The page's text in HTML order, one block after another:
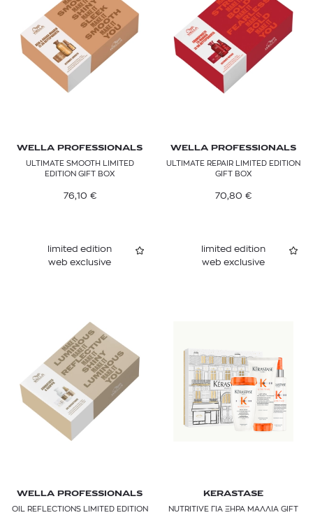
WELLA PROFESSIONALS
ULTIMATE SMOOTH LIMITED
EDITION GIFT BOX
76,10 €
WELLA PROFESSIONALS
ULTIMATE REPAIR LIMITED EDITION
GIFT BOX
70,80 €
limited edition
web exclusive
WELLA PROFESSIONALS
OIL REFLECTIONS LIMITED EDITION
limited edition
web exclusive
KERASTASE
NUTRITIVE ΓΙΑ ΞΗΡΑ ΜΑΛΛΙΑ GIFT